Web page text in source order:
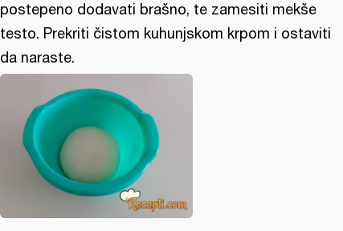
postepeno dodavati brašno, te zamesiti mekše
testo. Prekriti čistom kuhunjskom krpom i ostaviti
da naraste.